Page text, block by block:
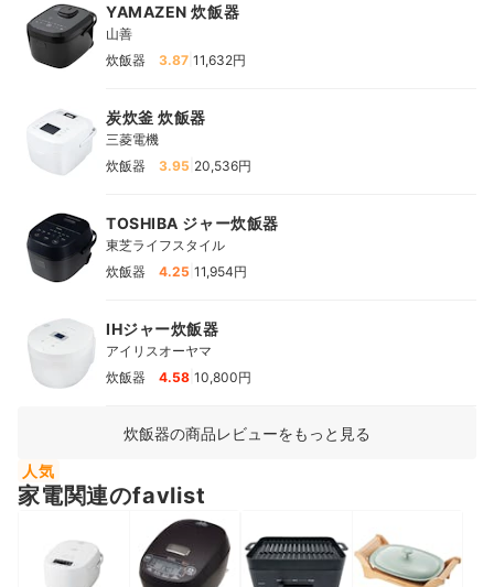
YAMAZEN 炊飯器
山善
炊飯器
3.87 11,632円
炭炊釜 炊飯器
三菱電機
炊飯器
3.95 20,536円
TOSHIBA ジャー炊飯器
東芝ライフスタイル
炊飯器
4.25 11,954円
IHジャー炊飯器
アイリスオーヤマ
炊飯器
4.58 10,800円
炊飯器の商品レビューをもっと見る
人気
家電関連のfavlist